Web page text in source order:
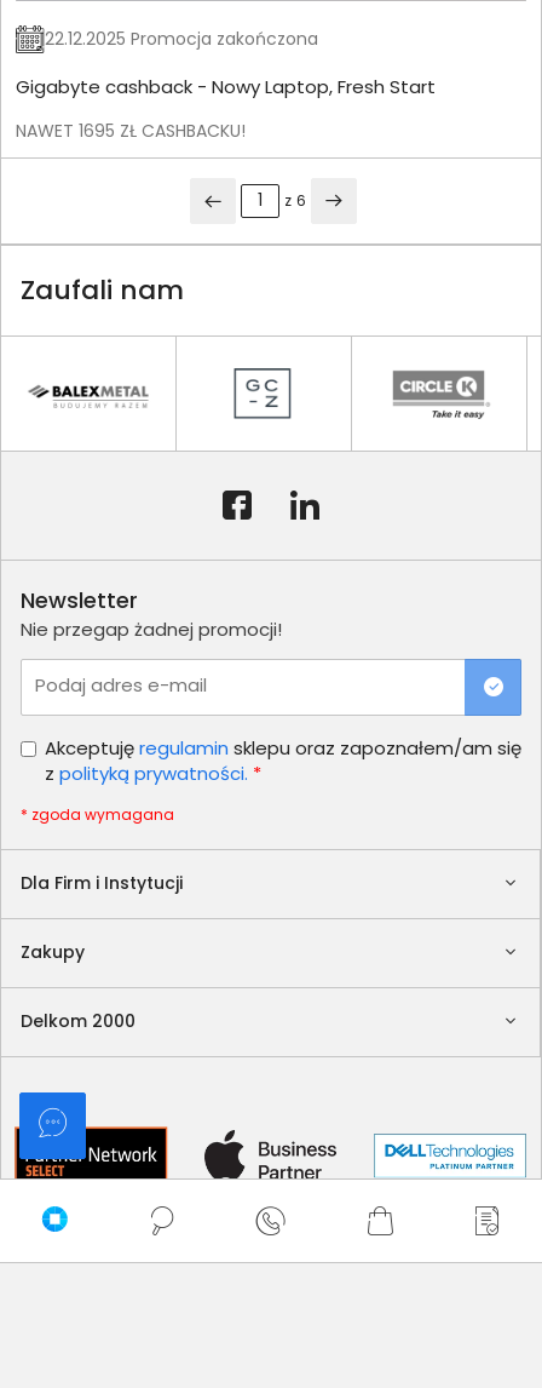
22.12.2025 Promocja zakończona
Gigabyte cashback - Nowy Laptop, Fresh Start
NAWET 1695 ZŁ CASHBACKU!
z 6
Zaufali nam
Dla Firm i Instytucji
Zakupy
Delkom 2000
Newsletter
Nie przegap żadnej promocji!
Podaj adres e-mail
Akceptujęregulamin sklepu oraz zapoznałem/am się
z polityką prywatności. *
* zgoda wymagana